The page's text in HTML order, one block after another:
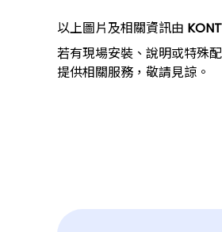
以上圖片及相關資訊由
若有現場安裝、說明或特殊
提供相關服務，敬請見諒。